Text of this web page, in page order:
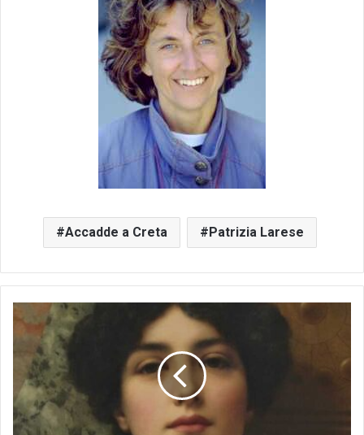
Accadde a Creta Patrizia Larese
“Ipazia
storia”:
la
filosofia
incontra